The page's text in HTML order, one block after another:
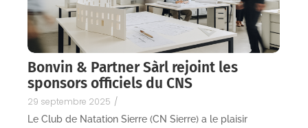
Bonvin & Partner Sàrl rejoint les
sponsors officiels du CNS
29 septembre 2025 /
Le Club de Natation Sierre (CN Sierre) a le plaisir